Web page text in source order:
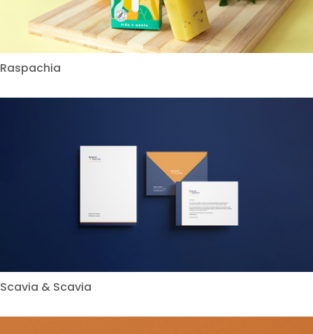
Raspachia
Scavia & Scavia